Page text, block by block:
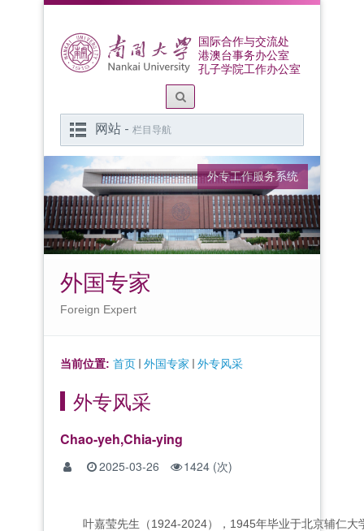
国际合作与交流处
港澳台事务办公室
孔子学院工作办公室
网站 - 栏目导航
外国专家
Foreign Expert
外专工作服务系统
当前位置: 首页 外国专家 外专风采
外专风采
Chao-yeh,Chia-ying
2025-03-26 1424 (次)
叶嘉莹先生（1924-2024），1945年毕业于北京辅仁